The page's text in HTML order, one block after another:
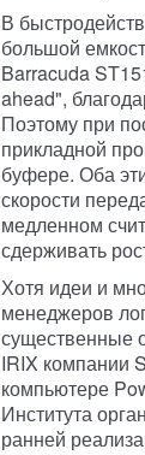
В
большой
Barracuda
ahead",
Поэтому при
прикладной
буфере. Оба
скорости
медленном
сдерживать
Хотя идеи и
менеджеров
существенные
IRIX компании
компьютере
Института
ранней